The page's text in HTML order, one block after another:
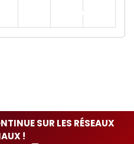
la première institution
La signature d’une
SUR LES RÉSEAUX
!